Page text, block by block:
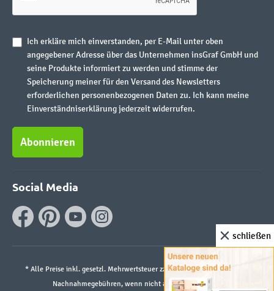
Ich erkläre mich einverstanden, per E-Mail unter oben
angegebener Adresse über das Unternehmen insGraf GmbH und
seine Produkte informiert zu werden und stimme der
Speicherung meiner für den Versand des Newsletters
erforderlichen personenbezogenen Daten zu. Ich kann meine
Einverständniserklärung jederzeit widerrufen.
Abonnieren
Social Media
* Alle Preise inkl. gesetzl. Mehrwertsteuer zzgl.Versandkostenund ggf.
Nachnahmegebühren, wenn nicht anders angegeben.
schließen